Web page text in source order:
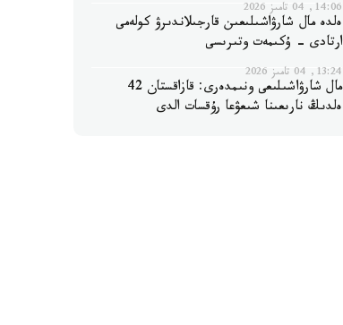
14:06, 04 تامىز 2026
ەلدە مال شارۋاشىلىعىن قارجىلاندىرۋ كولەمى
ارتادى - ۇكىمەت وتىرىسى
13:24, 04 تامىز 2026
مال شارۋاشىلىعى ونىمدەرى: قازاقستان 42
ەلدىڭ نارىعىنا شىعۋعا رۇقسات الدى